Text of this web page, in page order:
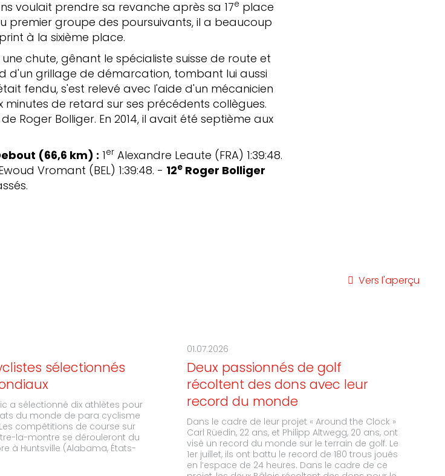
voulait prendre sa revanche après sa 17e place
groupe des poursuivants, il a beaucoup
à la sixième place.
chute, gênant le spécialiste suisse de route et
d'un grillage de démarcation, tombant lui aussi
fendu, s'est relevé avec l'aide d'un mécanicien
de retard sur ses précédents collègues.
Roger Bolliger. En 2014, il avait été septième aux
(66,6 km) : 1 er Alexandre Leaute (FRA) 1:39:48.
Vromant (BEL) 1:39:48. - 12e Roger Bolliger
Vers l'aperçu
sélectionnés
a sélectionné dix athlètes pour
du monde de para cyclisme
compétitions de course sur
la-montre se dérouleront du
à Huntsville (Alabama, États-
01.07.2026
Deux passionnés de golf
récoltent des dons avec leur
record du monde
Dans le cadre de leur projet « Around the Clock »
Carl Rüedin, 22 ans, et Philipp Altwegg, 20 ans, ont
visé un record du monde sur le terrain de golf. Le
1er juillet, ils ont battu le record de 180 trous joués
en l’espace de 24 heures. Dans le cadre de ce